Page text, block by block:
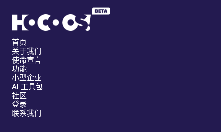
首页
关于我们
使命宣言
功能
小型企业
AI 工具包
社区
登录
联系我们